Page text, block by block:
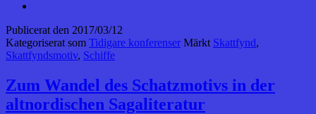
Publicerat den 2017/03/12
Kategoriserat som Tidigare konferenser Märkt Skattfynd,
Skattfyndsmotiv, Schiffe
Zum Wandel des Schatzmotivs in der
altnordischen Sagaliteratur